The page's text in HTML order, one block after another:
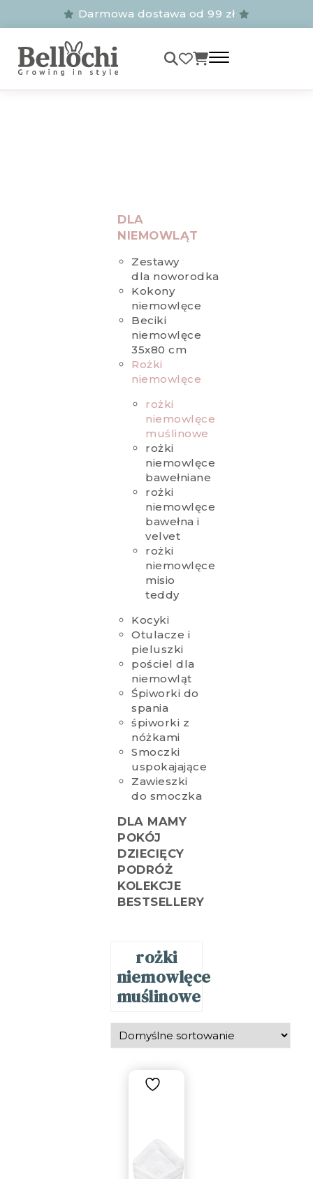
Darmowa dostawa od 99 zł
DLA
NIEMOWLĄT
Zestawy
dla noworodka
Kokony
niemowlęce
Beciki
niemowlęce
35x80 cm
Rożki
niemowlęce
rożki
niemowlęce
muślinowe
rożki
niemowlęce
bawełniane
rożki
niemowlęce
bawełna i
velvet
rożki
niemowlęce
misio
teddy
Kocyki
Otulacze i
pieluszki
pościel dla
niemowląt
Śpiworki do
spania
śpiworki z
nóżkami
Smoczki
uspokajające
Zawieszki
do smoczka
DLA MAMY
POKÓJ
DZIECIĘCY
PODRÓŻ
KOLEKCJE
BESTSELLERY
rożki
niemowlęce
muślinowe